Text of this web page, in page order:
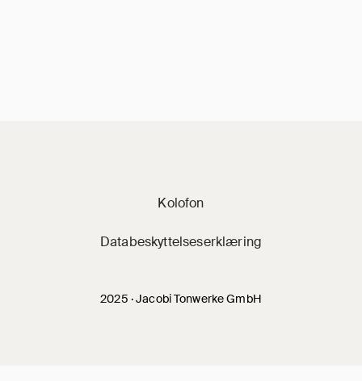
2025 · Jacobi Tonwerke GmbH
Kolofon
Databeskyttelseserklæring